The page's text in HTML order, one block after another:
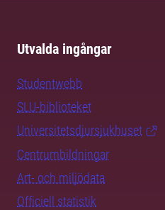
Utvalda ingångar
Studentwebb
SLU-biblioteket
Universitetsdjursjukhuset
Centrumbildningar
Art- och miljödata
Officiell statistik